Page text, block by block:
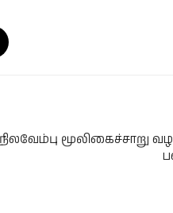
நிலவேம்பு மூலிகைச்சாறு